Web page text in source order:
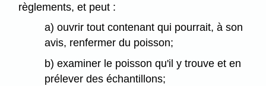
règlements, et peut :
a) ouvrir tout contenant qui pourrait, à son
avis, renfermer du poisson;
b) examiner le poisson qu'il y trouve et en
prélever des échantillons;